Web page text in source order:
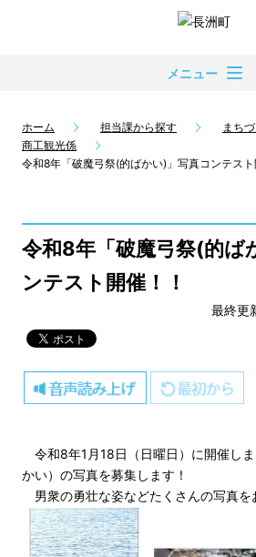
メニュー
ホーム 担当課から探す
まち
商工観光係
令和8年「破魔弓祭(的ばかい)」写真コンテスト
令和8年「破魔弓祭(的ば
ンテスト開催！！
最終更
令和8年1月18日（日曜日）に開催し
かい）の写真を募集します！
男衆の勇壮な姿などたくさんの写真を